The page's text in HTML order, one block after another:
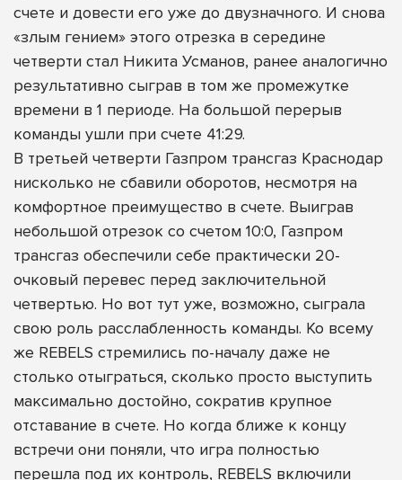
счете и довести его уже до двузначного. И снова
«злым гением» этого отрезка в середине
четверти стал Никита Усманов, ранее аналогично
результативно сыграв в том же промежутке
времени в 1 периоде. На большой перерыв
команды ушли при счете 41:29.
В третьей четверти Газпром трансгаз Краснодар
нисколько не сбавили оборотов, несмотря на
комфортное преимущество в счете. Выиграв
небольшой отрезок со счетом 10:0, Газпром
трансгаз обеспечили себе практически 20-
очковый перевес перед заключительной
четвертью. Но вот тут уже, возможно, сыграла
свою роль расслабленность команды. Ко всему
же REBELS стремились по-началу даже не
столько отыграться, сколько просто выступить
максимально достойно, сократив крупное
отставание в счете. Но когда ближе к концу
встречи они поняли, что игра полностью
перешла под их контроль, REBELS включили